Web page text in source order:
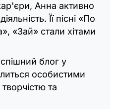
Анна активно
Її пісні «По
«Зай» стали хітами
блог у
особистими
та